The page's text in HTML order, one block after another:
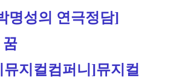
명성의 연극정담]
꿈
지컬컴퍼니]뮤지컬